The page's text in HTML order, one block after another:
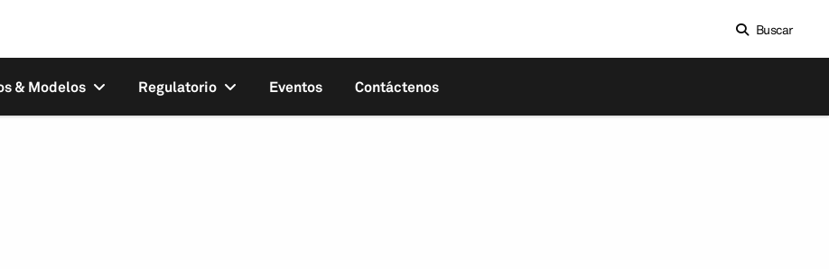
Buscar
& Modelos Regulatorio Eventos Contáctenos